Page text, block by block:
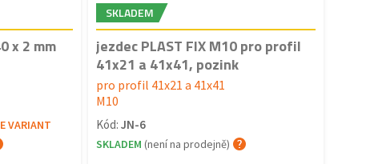
x 2 mm
VARIANT
SKLADEM
jezdec PLAST FIX M10 pro profil
41x21 a 41x41, pozink
pro profil 41x21 a 41x41
M10
Kód: JN-6
SKLADEM (není na prodejně)